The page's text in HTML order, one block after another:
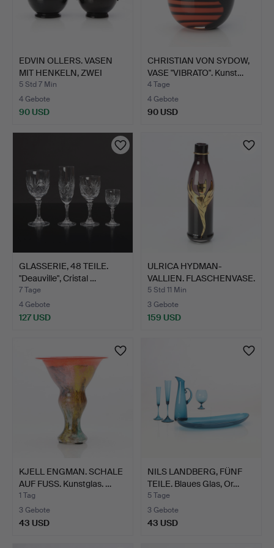
EDVIN OLLERS. VASEN
MIT HENKELN, ZWEI
STÜC…
5 Std 7 Min
4 Gebote
90 USD
CHRISTIAN VON SYDOW,
VASE "VIBRATO". Kunst…
4 Tage
4 Gebote
90 USD
GLASSERIE, 48 TEILE.
"Deauville", Cristal …
7 Tage
4 Gebote
127 USD
ULRICA HYDMAN-
VALLIEN. FLASCHENVASE.
Kunst…
5 Std 11 Min
3 Gebote
159 USD
KJELL ENGMAN. SCHALE
AUF FUSS. Kunstglas. …
1 Tag
3 Gebote
43 USD
NILS LANDBERG, FÜNF
TEILE. Blaues Glas, Or…
5 Tage
3 Gebote
43 USD